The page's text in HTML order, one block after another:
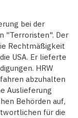
bei der
"Terroristen". Der
Rechtmäßigkeit
USA. Er lieferte
HRW
abzuhalten
Auslieferung
Behörden auf,
für die